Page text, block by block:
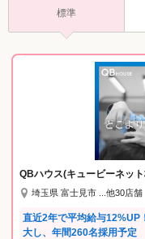
標準
QBハウス(キュービーネッ
埼玉県 富士見市 ...他30店舗
直近2年で平均給与
大し、年間260名採用予定